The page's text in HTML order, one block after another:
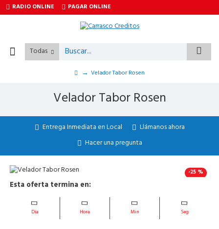
RADIO ONLINE PAGAR ONLINE
Todas
Velador Tabor Rosen
Velador Tabor Rosen
Entrega Inmediata en Local
Llámanos ahora
Hacer una pregunta
-25 %
Esta oferta termina en:
Dia Hora Min Seg